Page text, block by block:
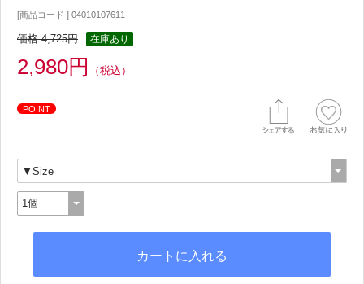
[商品コード ] 04010107611
価格 4,725円 在庫あり
2,980円 （税込）
POINT